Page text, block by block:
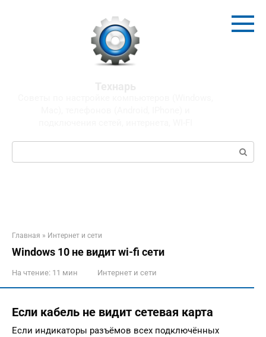
Поиск:
Главная » Интернет и сети
Windows 10 не видит wi-fi сети
На чтение: 11 мин Интернет и сети
Если кабель не видит сетевая карта
Если индикаторы разъёмов всех подключённых